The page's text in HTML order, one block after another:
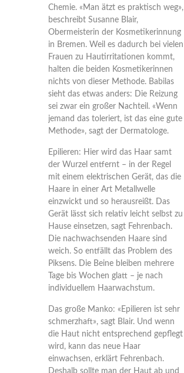
Chemie. «Man ätzt es praktisch weg»,
beschreibt Susanne Blair,
Obermeisterin der Kosmetikerinnung
in Bremen. Weil es dadurch bei vielen
Frauen zu Hautirritationen kommt,
halten die beiden Kosmetikerinnen
nichts von dieser Methode. Babilas
sieht das etwas anders: Die Reizung
sei zwar ein großer Nachteil. «Wenn
jemand das toleriert, ist das eine gute
Methode», sagt der Dermatologe.
Epilieren: Hier wird das Haar samt
der Wurzel entfernt – in der Regel
mit einem elektrischen Gerät, das die
Haare in einer Art Metallwelle
einzwickt und so herausreißt. Das
Gerät lässt sich relativ leicht selbst zu
Hause einsetzen, sagt Fehrenbach.
Die nachwachsenden Haare sind
weich. So entfällt das Problem des
Piksens. Die Beine bleiben mehrere
Tage bis Wochen glatt – je nach
individuellem Haarwachstum.
Das große Manko: «Epilieren ist sehr
schmerzhaft», sagt Blair. Und wenn
die Haut nicht entsprechend gepflegt
wird, kann das neue Haar
einwachsen, erklärt Fehrenbach.
Deshalb sollte man der Haut ab und